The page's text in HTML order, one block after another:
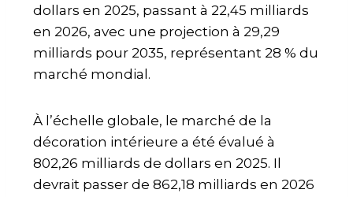
dollars en 2025, passant à 22,45 milliards
en 2026, avec une projection à 29,29
milliards pour 2035, représentant 28 % du
marché mondial.
À l’échelle globale, le marché de la
décoration intérieure a été évalué à
802,26 milliards de dollars en 2025. Il
devrait passer de 862,18 milliards en 2026